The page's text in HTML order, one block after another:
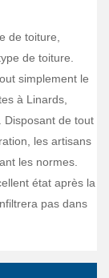
de toiture,
de toiture.
simplement le
à Linards,
Disposant de tout
les artisans
les normes.
état après la
pas dans